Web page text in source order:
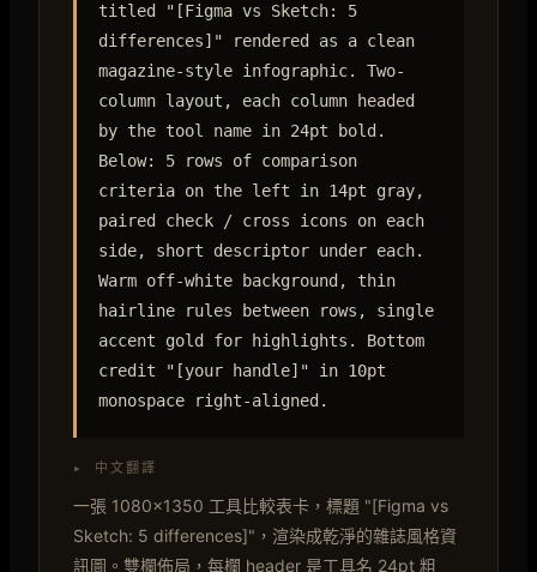
titled "[Figma vs Sketch: 5
differences]" rendered as a clean
magazine-style infographic. Two-
column layout, each column headed
by the tool name in 24pt bold.
Below: 5 rows of comparison
criteria on the left in 14pt gray,
paired check / cross icons on each
side, short descriptor under each.
Warm off-white background, thin
hairline rules between rows, single
accent gold for highlights. Bottom
credit "[your handle]" in 10pt
monospace right-aligned.
▸ 中文翻譯
一張 1080×1350 工具比較表卡，標題 "[Figma vs
Sketch: 5 differences]"，渲染成乾淨的雜誌風格資
訊圖。雙欄佈局，每欄 header 是工具名 24pt 粗